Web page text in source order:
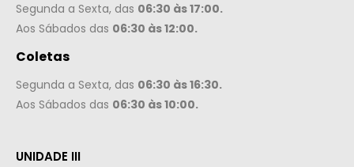
Segunda a Sexta, das 06:30 às 17:00.
Aos Sábados das 06:30 às 12:00.
Coletas
Segunda a Sexta, das 06:30 às 16:30.
Aos Sábados das 06:30 às 10:00.
UNIDADE III